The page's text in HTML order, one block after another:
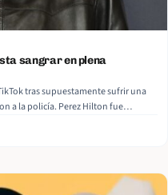
sangrar en plena
tras supuestamente sufrir una
a la policía. Perez Hilton fue
para… Read More